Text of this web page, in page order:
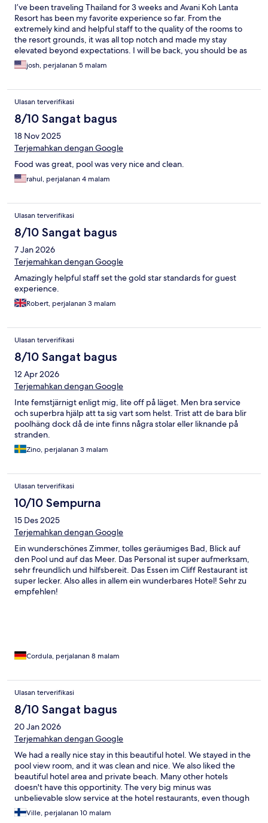
I’ve been traveling Thailand for 3 weeks and Avani Koh Lanta
Resort has been my favorite experience so far. From the
extremely kind and helpful staff to the quality of the rooms to
the resort grounds, it was all top notch and made my stay
elevated beyond expectations. I will be back, you should be as
well.josh, perjalanan 5 malam
Ulasan terverifikasi
8/10 Sangat bagus
18 Nov 2025
Terjemahkan dengan Google
Food was great, pool was very nice and clean.
rahul, perjalanan 4 malam
Ulasan terverifikasi
8/10 Sangat bagus
7 Jan 2026
Terjemahkan dengan Google
Amazingly helpful staff set the gold star standards for guest
experience.
Robert, perjalanan 3 malam
Ulasan terverifikasi
8/10 Sangat bagus
12 Apr 2026
Terjemahkan dengan Google
Inte femstjärnigt enligt mig, lite off på läget. Men bra service
och superbra hjälp att ta sig vart som helst. Trist att de bara blir
poolhäng dock då de inte finns några stolar eller liknande på
stranden.
Zino, perjalanan 3 malam
Ulasan terverifikasi
10/10 Sempurna
15 Des 2025
Terjemahkan dengan Google
Ein wunderschönes Zimmer, tolles geräumiges Bad, Blick auf
den Pool und auf das Meer. Das Personal ist super aufmerksam,
sehr freundlich und hilfsbereit. Das Essen im Cliff Restaurant ist
super lecker. Also alles in allem ein wunderbares Hotel! Sehr zu
empfehlen!
Cordula, perjalanan 8 malam
Ulasan terverifikasi
8/10 Sangat bagus
20 Jan 2026
Terjemahkan dengan Google
We had a really nice stay in this beautiful hotel. We stayed in the
pool view room, and it was clean and nice. We also liked the
beautiful hotel area and private beach. Many other hotels
doesn't have this opportinity. The very big minus was
unbelievable slow service at the hotel restaurants, even though
the food was quite nice every time. The location is really nice
and it's easy to walk to the shops and restaurants. Thank you!
Ville, perjalanan 10 malam